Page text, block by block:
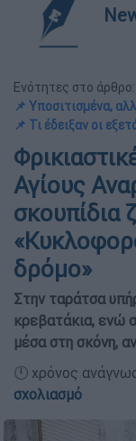
Ενότητες στο άρθρο:
📌 Υποσιτισμένα,
📌 Τι έδειξαν οι
Αγίους
σκουπίδια
δρόμο»
Στην ταράτσα
κρεβατάκια, ενώ
μέσα στη σκόνη,
🕛 χρόνος
σχολιασμό